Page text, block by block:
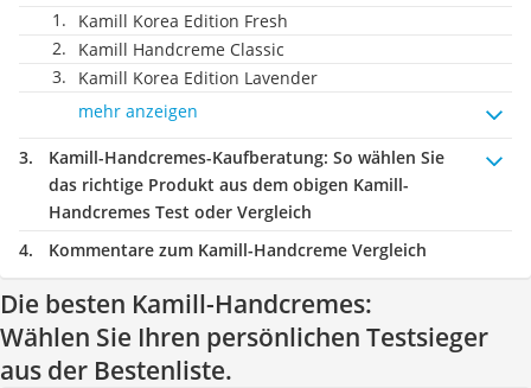
Kamill Korea Edition Fresh
Kamill Handcreme Classic
Kamill Korea Edition Lavender
mehr anzeigen
Kamill-Handcremes-Kaufberatung: So wählen Sie
das richtige Produkt aus dem obigen Kamill-
Handcremes Test oder Vergleich
Kommentare zum Kamill-Handcreme Vergleich
Die besten Kamill-Handcremes:
Wählen Sie Ihren persönlichen Testsieger
aus der Bestenliste.